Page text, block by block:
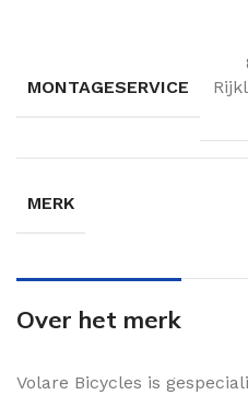
MONTAGESERVICE
MERK
Over het merk
Volare Bicycles is